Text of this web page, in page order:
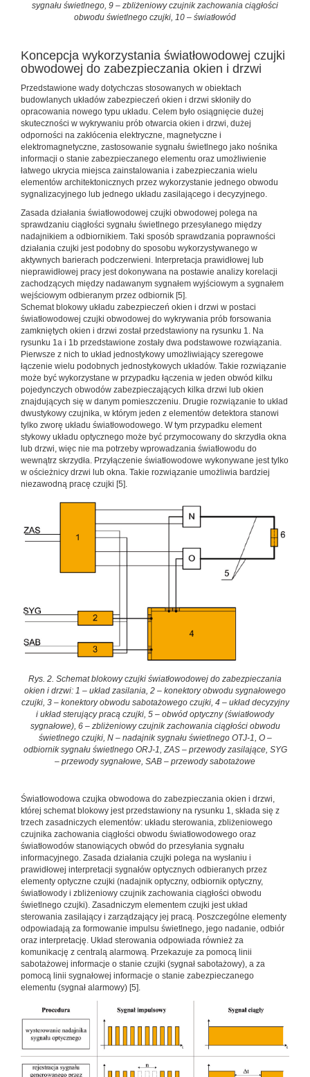
sygnału świetlnego, 9 – zbliżeniowy czujnik zachowania ciągłości
obwodu świetlnego czujki, 10 – światłowód
Koncepcja wykorzystania światłowodowej czujki
obwodowej do zabezpieczania okien i drzwi
Przedstawione wady dotychczas stosowanych w obiektach
budowlanych układów zabezpieczeń okien i drzwi skłoniły do
opracowania nowego typu układu. Celem było osiągnięcie dużej
skuteczności w wykrywaniu prób otwarcia okien i drzwi, dużej
odporności na zakłócenia elektryczne, magnetyczne i
elektromagnetyczne, zastosowanie sygnału świetlnego jako nośnika
informacji o stanie zabezpieczanego elementu oraz umożliwienie
łatwego ukrycia miejsca zainstalowania i zabezpieczania wielu
elementów architektonicznych przez wykorzystanie jednego obwodu
sygnalizacyjnego lub jednego układu zasilającego i decyzyjnego.
Zasada działania światłowodowej czujki obwodowej polega na
sprawdzaniu ciągłości sygnału świetlnego przesyłanego między
nadajnikiem a odbiornikiem. Taki sposób sprawdzania poprawności
działania czujki jest podobny do sposobu wykorzystywanego w
aktywnych barierach podczerwieni. Interpretacja prawidłowej lub
nieprawidłowej pracy jest dokonywana na postawie analizy korelacji
zachodzących między nadawanym sygnałem wyjściowym a sygnałem
wejściowym odbieranym przez odbiornik [5].
Schemat blokowy układu zabezpieczeń okien i drzwi w postaci
światłowodowej czujki obwodowej do wykrywania prób forsowania
zamkniętych okien i drzwi został przedstawiony na rysunku 1. Na
rysunku 1a i 1b przedstawione zostały dwa podstawowe rozwiązania.
Pierwsze z nich to układ jednostykowy umożliwiający szeregowe
łączenie wielu podobnych jednostykowych układów. Takie rozwiązanie
może być wykorzystane w przypadku łączenia w jeden obwód kilku
pojedynczych obwodów zabezpieczających kilka drzwi lub okien
znajdujących się w danym pomieszczeniu. Drugie rozwiązanie to układ
dwustykowy czujnika, w którym jeden z elementów detektora stanowi
tylko zworę układu światłowodowego. W tym przypadku element
stykowy układu optycznego może być przymocowany do skrzydła okna
lub drzwi, więc nie ma potrzeby wprowadzania światłowodu do
wewnątrz skrzydła. Przyłączenie światłowodowe wykonywane jest tylko
w ościeżnicy drzwi lub okna. Takie rozwiązanie umożliwia bardziej
niezawodną pracę czujki [5].
Rys. 2. Schemat blokowy czujki światłowodowej do zabezpieczania
okien i drzwi: 1 – układ zasilania, 2 – konektory obwodu sygnałowego
czujki, 3 – konektory obwodu sabotażowego czujki, 4 – układ decyzyjny
i układ sterujący pracą czujki, 5 – obwód optyczny (światłowody
sygnałowe), 6 – zbliżeniowy czujnik zachowania ciągłości obwodu
świetlnego czujki, N – nadajnik sygnału świetlnego OTJ-1, O –
odbiornik sygnału świetlnego ORJ-1, ZAS – przewody zasilające, SYG
– przewody sygnałowe, SAB – przewody sabotażowe
Światłowodowa czujka obwodowa do zabezpieczania okien i drzwi,
której schemat blokowy jest przedstawiony na rysunku 1, składa się z
trzech zasadniczych elementów: układu sterowania, zbliżeniowego
czujnika zachowania ciągłości obwodu światłowodowego oraz
światłowodów stanowiących obwód do przesyłania sygnału
informacyjnego. Zasada działania czujki polega na wysłaniu i
prawidłowej interpretacji sygnałów optycznych odbieranych przez
elementy optyczne czujki (nadajnik optyczny, odbiornik optyczny,
światłowody i zbliżeniowy czujnik zachowania ciągłości obwodu
świetlnego czujki). Zasadniczym elementem czujki jest układ
sterowania zasilający i zarządzający jej pracą. Poszczególne elementy
odpowiadają za formowanie impulsu świetlnego, jego nadanie, odbiór
oraz interpretację. Układ sterowania odpowiada również za
komunikację z centralą alarmową. Przekazuje za pomocą linii
sabotażowej informacje o stanie czujki (sygnał sabotażowy), a za
pomocą linii sygnałowej informacje o stanie zabezpieczanego
elementu (sygnał alarmowy) [5].